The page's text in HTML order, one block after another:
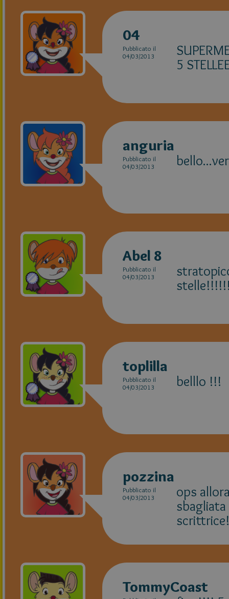
04
Pubblicato il
04/03/2013
5
anguria
Pubblicato il
04/03/2013
Abel 8
Pubblicato il
04/03/2013
toplilla
Pubblicato il
04/03/2013
belllo !!!
pozzina
Pubblicato il
04/03/2013
ops
TommyCoast